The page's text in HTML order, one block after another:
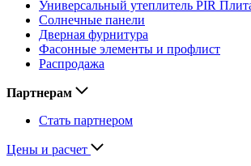
Универсальный утеплитель PIR
Солнечные панели
Дверная фурнитура
Фасонные элементы и профлист
Распродажа
Партнерам
Стать партнером
Цены и расчет